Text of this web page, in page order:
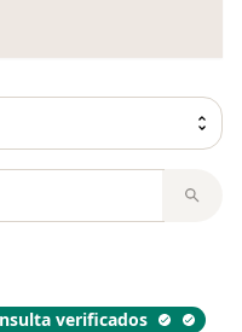
verificados